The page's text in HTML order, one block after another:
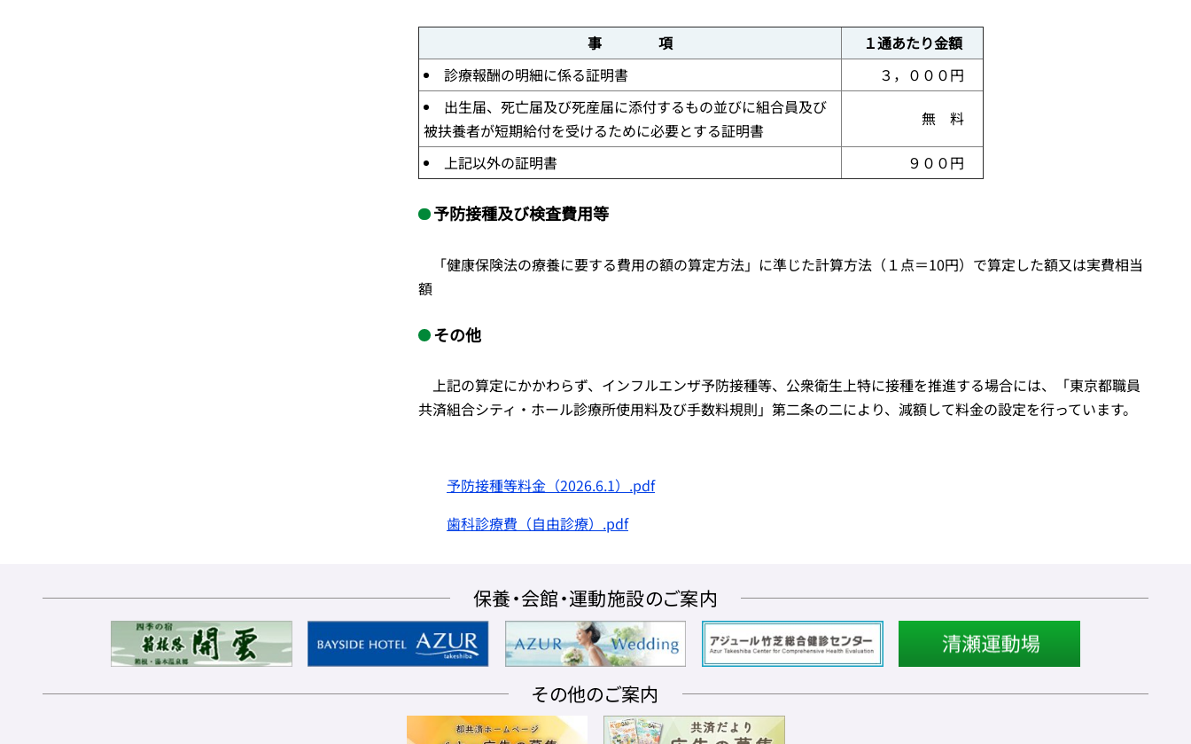
事 項
１通あたり金額
診療報酬の明細に係る証明書
３，０００円
出生届、死亡届及び死産届に添付するもの並びに組合員及び
被扶養者が短期給付を受けるために必要とする証明書
無 料
上記以外の証明書 ９００円
予防接種及び検査費用等
「健康保険法の療養に要する費用の額の算定方法」に準じた計算方法（１点＝10円）で算定した額又は実費相当
額
その他
上記の算定にかかわらず、インフルエンザ予防接種等、公衆衛生上特に接種を推進する場合には、「東京都職員
共済組合シティ・ホール診療所使用料及び手数料規則」第二条の二により、減額して料金の設定を行っています。
予防接種等料金（2026.6.1）.pdf
歯科診療費（自由診療）.pdf
保養・会館・運動施設のご案内
その他のご案内